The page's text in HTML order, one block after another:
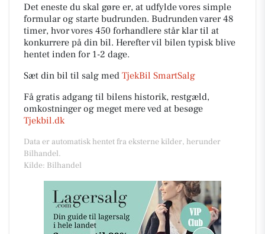
Det eneste du skal gøre er, at udfylde vores simple
formular og starte budrunden. Budrunden varer 48
timer, hvor vores 450 forhandlere står klar til at
konkurrere på din bil. Herefter vil bilen typisk blive
hentet inden for 1-2 dage.
Sæt din bil til salg med TjekBil SmartSalg
Få gratis adgang til bilens historik, restgæld,
omkostninger og meget mere ved at besøge
Tjekbil.dk
Data er automatisk hentet fra eksterne kilder, herunder
Bilhandel.
Kilde: Bilhandel